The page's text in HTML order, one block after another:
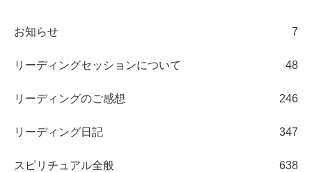
お知らせ 7
リーディングセッションについて 48
リーディングのご感想 246
リーディング日記 347
スピリチュアル全般 638